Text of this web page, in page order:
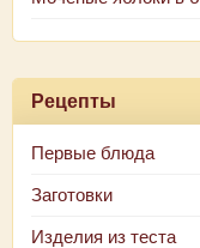
Рецепты
Первые блюда
Заготовки
Изделия из теста